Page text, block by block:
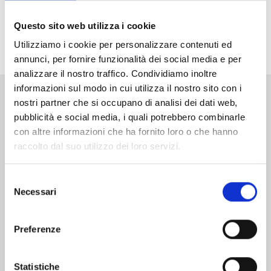
Questo sito web utilizza i cookie
Utilizziamo i cookie per personalizzare contenuti ed
annunci, per fornire funzionalità dei social media e per
analizzare il nostro traffico. Condividiamo inoltre
informazioni sul modo in cui utilizza il nostro sito con i
nostri partner che si occupano di analisi dei dati web,
pubblicità e social media, i quali potrebbero combinarle
con altre informazioni che ha fornito loro o che hanno
raccolto dal suo utilizzo dei loro servizi.
delNecessari
Preferenze
Statistiche
Manga Awards 2025! Che la caccia agli incantesimi
abbia inizio!
Altri volumi della serie